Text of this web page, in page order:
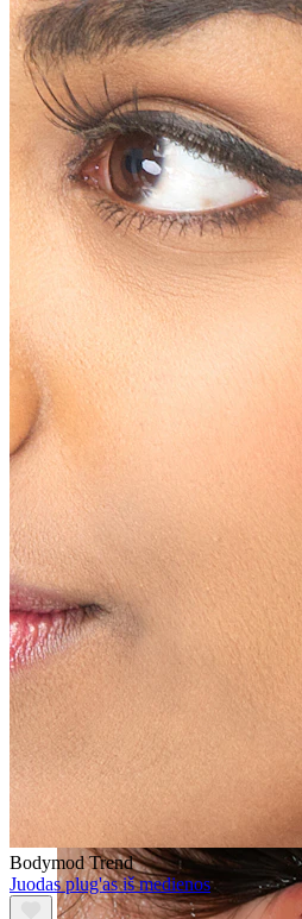
Poodinis
Netikri auskarai
Bodymod Trend
Juodas plug'as iš medienos